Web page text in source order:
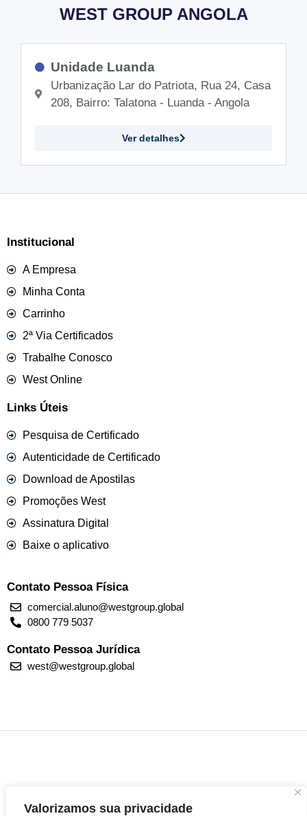
Valorizamos sua privacidade
WEST GROUP ANGOLA
Unidade Luanda
Urbanização Lar do Patriota, Rua 24, Casa
208, Bairro: Talatona - Luanda - Angola
Ver detalhes
Institucional
A Empresa
Minha Conta
Carrinho
2ª Via Certificados
Trabalhe Conosco
West Online
Links Úteis
Pesquisa de Certificado
Autenticidade de Certificado
Download de Apostilas
Promoções West
Assinatura Digital
Baixe o aplicativo
Contato Pessoa Física
comercial.aluno@westgroup.global
0800 779 5037
Contato Pessoa Jurídica
west@westgroup.global